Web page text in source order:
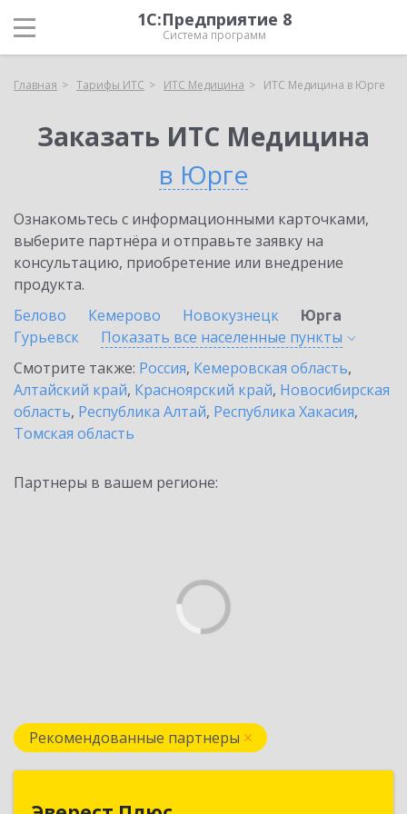
1С:Предприятие 8
Система программ
Главная Тарифы ИТС ИТС Медицина ИТС Медицина в Юрге
Заказать ИТС Медицина
в Юрге
Ознакомьтесь с информационными карточками,
выберите партнёра и отправьте заявку на
консультацию, приобретение или внедрение
продукта.
Белово
Кемерово Новокузнецк
Юрга
Гурьевск
Показать все населенные пункты
Смотрите также: Россия, Кемеровская область,
Алтайский край, Красноярский край, Новосибирская
область, Республика Алтай, Республика Хакасия,
Томская область
Партнеры в вашем регионе:
Рекомендованные партнеры